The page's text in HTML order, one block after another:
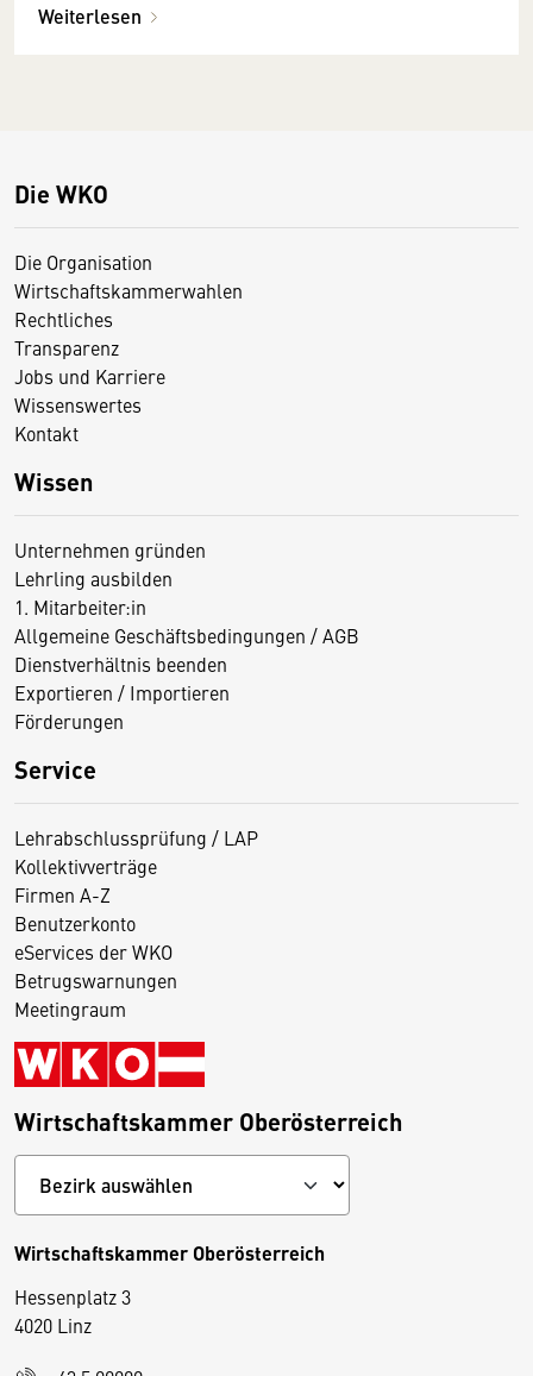
Weiterlesen
Die WKO
Die Organisation
Wirtschaftskammerwahlen
Rechtliches
Transparenz
Jobs und Karriere
Wissenswertes
Kontakt
Wissen
Unternehmen gründen
Lehrling ausbilden
1. Mitarbeiter:in
Allgemeine Geschäftsbedingungen / AGB
Dienstverhältnis beenden
Exportieren / Importieren
Förderungen
Service
Lehrabschlussprüfung / LAP
Kollektivverträge
Firmen A-Z
Benutzerkonto
eServices der WKO
Betrugswarnungen
Meetingraum
Wirtschaftskammer Oberösterreich
Wirtschaftskammer Oberösterreich
Hessenplatz 3
4020 Linz